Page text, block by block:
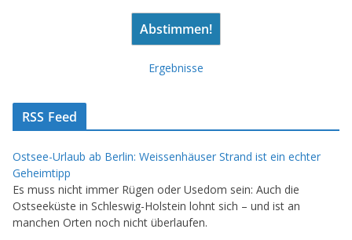
Ergebnisse
RSS Feed
Ostsee-Urlaub ab Berlin: Weissenhäuser Strand ist ein echter
Geheimtipp
Es muss nicht immer Rügen oder Usedom sein: Auch die
Ostseeküste in Schleswig-Holstein lohnt sich – und ist an
manchen Orten noch nicht überlaufen.